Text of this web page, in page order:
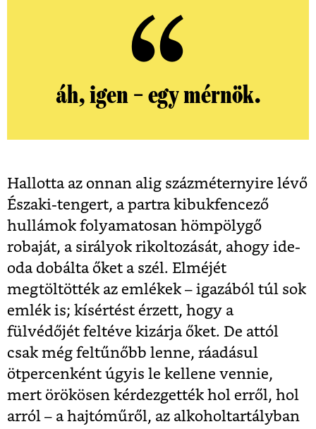
áh, igen – egy mérnök.
Hallotta az onnan alig százméternyire lévő
Északi-tengert, a partra kibukfencező
hullámok folyamatosan hömpölygő
robaját, a sirályok rikoltozását, ahogy ide-
oda dobálta őket a szél. Elméjét
megtöltötték az emlékek – igazából túl sok
emlék is; kísértést érzett, hogy a
fülvédőjét feltéve kizárja őket. De attól
csak még feltűnőbb lenne, ráadásul
ötpercenként úgyis le kellene vennie,
mert örökösen kérdezgették hol erről, hol
arról – a hajtóműről, az alkoholtartályban